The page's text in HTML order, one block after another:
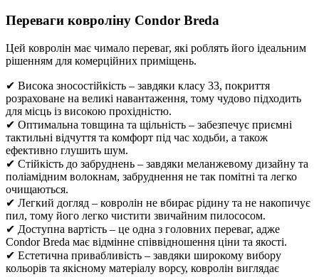
Переваги ковроліну Condor Breda
Цей ковролін має чимало переваг, які роблять його ідеальним
рішенням для комерційних приміщень.
✔ Висока зносостійкість – завдяки класу 33, покриття
розраховане на великі навантаження, тому чудово підходить
для місць із високою прохідністю.
✔ Оптимальна товщина та щільність – забезпечує приємні
тактильні відчуття та комфорт під час ходьби, а також
ефективно глушить шум.
✔ Стійкість до забруднень – завдяки меланжевому дизайну та
поліамідним волокнам, забруднення не так помітні та легко
очищаються.
✔ Легкий догляд – ковролін не вбирає рідину та не накопичує
пил, тому його легко чистити звичайним пилососом.
✔ Доступна вартість – це одна з головних переваг, адже
Condor Breda має відмінне співвідношення ціни та якості.
✔ Естетична привабливість – завдяки широкому вибору
кольорів та якісному матеріалу ворсу, ковролін виглядає